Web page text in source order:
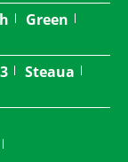
Green
Steaua